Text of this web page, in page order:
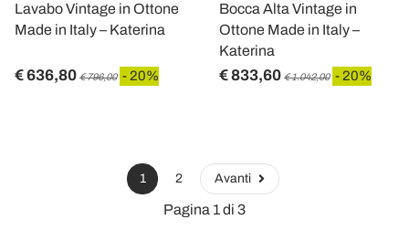
Lavabo Vintage in Ottone
Made in Italy – Katerina
€ 636,80 € 796,00 - 20%
Bocca Alta Vintage in
Ottone Made in Italy –
Katerina
€ 833,60 € 1.042,00 - 20%
1 2 Avanti
Pagina 1 di 3